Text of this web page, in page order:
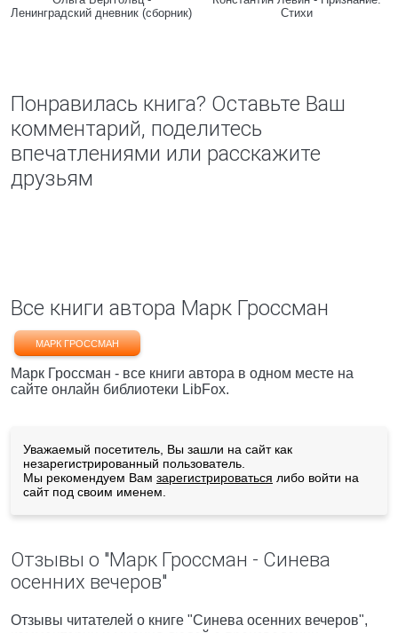
Ленинградский дневник (сборник)
Стихи
Понравилась книга? Оставьте Ваш
комментарий, поделитесь
впечатлениями или расскажите
друзьям
Все книги автора Марк Гроссман
МАРК ГРОССМАН
Марк Гроссман - все книги автора в одном месте на
сайте онлайн библиотеки LibFox.
Уважаемый посетитель, Вы зашли на сайт как
незарегистрированный пользователь.
Мы рекомендуем Вам зарегистрироваться либо войти на
сайт под своим именем.
Отзывы о "Марк Гроссман - Синева
осенних вечеров"
Отзывы читателей о книге "Синева осенних вечеров",